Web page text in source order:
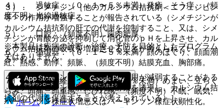
３）． シメチジン［他のカルシウム拮抗剤＜ニフェジピン
等＞の作用が増強することが報告されている（シメチジンが
カルシウム拮抗剤の肝での代謝を抑制すること、又は、シメ
チジンが胃酸分泌を抑制して消化管のｐＨを上昇させ、カル
シウム拮抗剤の吸収を増加させることが考えられてい
る）］。
４）． リファンピシン［本剤の作用が減弱することがある
（リファンピシンが肝薬物代謝酵素を誘導し、カルシウム拮
抗剤の代謝を促進することが考えられている）］。
４）． 過敏症：（０．１〜５％未満）発疹、そう痒、（頻
度不明）光線過敏症。
５）． 口腔：（頻度不明）歯肉肥厚。
６）． 循環器：（０．１〜５％未満）顔のほてり、顔面潮
紅、熱感、動悸、頻脈、（頻度不明）結膜充血、胸部痛。
７）． 精神神経系：（０．１〜５％未満）めまい、立ちく
らみ、頭痛、頭重感、しびれ感、（頻度不明）不眠、眠気、
パーキンソン様症状増悪又はパーキンソン様症状顕性化。
※本製品は疾病の診断・治療・予防を目的としたプログラム
ではありません。
ホーム
ノート